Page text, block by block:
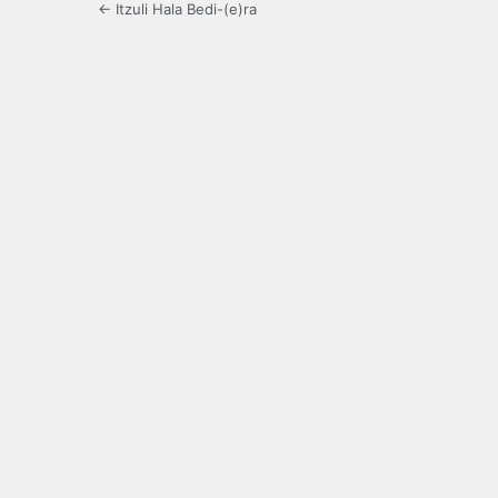
← Itzuli Hala Bedi-(e)ra